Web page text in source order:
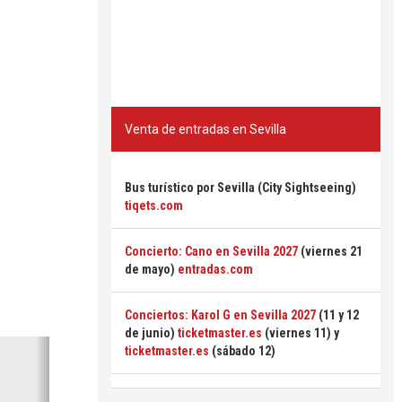
Venta de entradas en Sevilla
Bus turístico por Sevilla (City Sightseeing)
tiqets.com
Concierto: Cano en Sevilla 2027 (viernes 21
de mayo) entradas.com
Conciertos: Karol G en Sevilla 2027 (11 y 12
de junio) ticketmaster.es (viernes 11) y
ticketmaster.es (sábado 12)